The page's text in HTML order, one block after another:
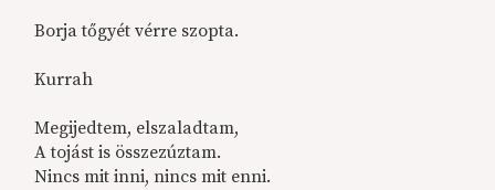
Borja tőgyét vérre szopta.
Kurrah
Megijedtem, elszaladtam,
A tojást is összezúztam.
Nincs mit inni, nincs mit enni.